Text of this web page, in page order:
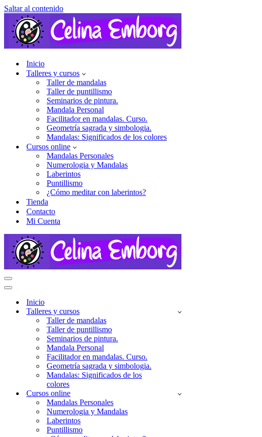
Saltar al contenido
Inicio
Talleres y cursos
Taller de mandalas
Taller de puntillismo
Seminarios de pintura.
Mandala Personal
Facilitador en mandalas. Curso.
Geometría sagrada y simbologia.
Mandalas: Significados de los colores
Cursos online
Mandalas Personales
Numerologia y Mandalas
Laberintos
Puntillismo
¿Cómo meditar con laberintos?
Tienda
Contacto
Mi Cuenta
Menú
de
Menú
navegación
Inicio
Talleres y cursos
Taller de mandalas
Taller de puntillismo
Seminarios de pintura.
Mandala Personal
Facilitador en mandalas. Curso.
Geometría sagrada y simbologia.
Mandalas: Significados de los
colores
Cursos online
Mandalas Personales
Numerologia y Mandalas
Laberintos
Puntillismo